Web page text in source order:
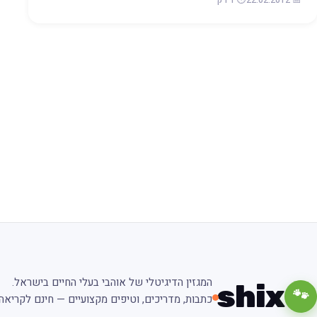
🐾
shix המגזין הדיגיטלי של אוהבי בעלי החיים בישראל.
כתבות, מדריכים, וטיפים מקצועיים — חינם